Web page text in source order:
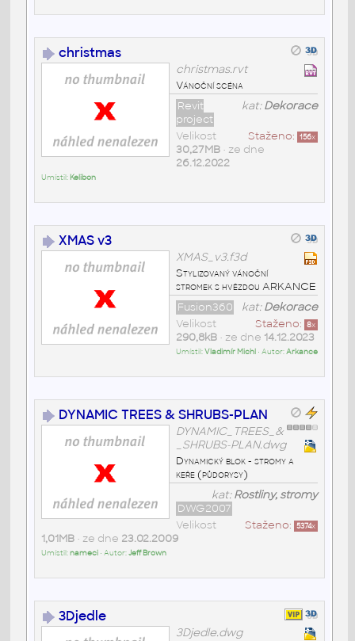
christmas
christmas.rvt
Vánoční scéna
kat:Dekorace
Revit
project
Staženo: 156x
Velikost
30,27MB• ze dne
26.12.2022
Umístil: Kelibon
XMAS v3
XMAS_v3.f3d
Stylizovaný vánoční
stromek s hvězdou ARKANCE
kat:Dekorace
Fusion360
Staženo: 8x
Velikost
290,8kB• ze dne 14.12.2023
Umístil:Vladimír Michl • Autor:Arkance
DYNAMIC TREES & SHRUBS-PLAN
DYNAMIC_TREES_&
_SHRUBS-PLAN.dwg
Dynamický blok - stromy a
keře (půdorysy)
kat:Rostliny, stromy
DWG2007
Staženo: 5374x
Velikost
1,01MB• ze dne 23.02.2009
Umístil:nameci• Autor:Jeff Brown
3Djedle
3Djedle.dwg